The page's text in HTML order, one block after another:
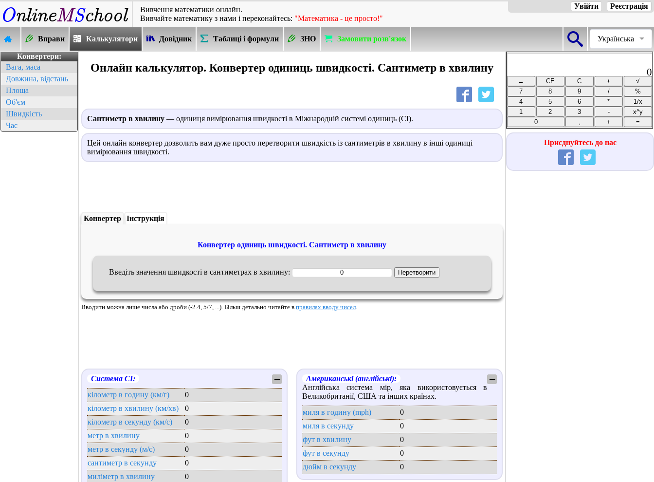
Вивчення математики онлайн.
Вивчайте математику з нами і переконайтесь: "Математика - це просто!"
Реєстрація
Увійти
Українська
Вправи Калькулятори Довідник Таблиці і формули ЗНО Замовити розв'язок
Конвертери:
Вага, маса
Довжина, відстань
Площа
Об'єм
Швидкість
Час
Онлайн калькулятор. Конвертер одиниць швидкості. Сантиметр в хвилину
Сантиметр в хвилину — одиниця вимірювання швидкості в Міжнародній системі одиниць (СІ).
Цей онлайн конвертер дозволить вам дуже просто перетворити швидкість із сантиметрів в хвилину в інші одиниці
вимірювання швидкості.
Конвертер Інструкція
Конвертер одиниць швидкості. Сантиметр в хвилину
Введіть значення швидкості в сантиметрах в хвилину:
Вводити можна лише числа або дроби (-2.4, 5/7, ...). Більш детально читайте в правилах вводу чисел
Система СІ:
─
кілометр в годину (км/г)
0
кілометр в хвилину (км/хв)
0
кілометр в секунду (км/с)
0
метр в хвилину
0
метр в секунду (м/с)
0
сантиметр в секунду
0
миліметр в хвилину
0
Американські (англійські):
─
Англійська система мір, яка використовується в
Великобританії, США та інших країнах.
миля в годину (mph)
0
миля в секунду
0
фут в хвилину
0
фут в секунду
0
дюйм в секунду
0
0
Приєднуйтесь до нас